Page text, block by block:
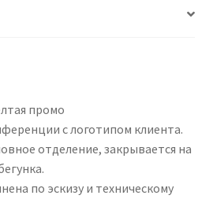
промо
с логотипом клиента.
отделение, закрывается на
по эскизу и техническому